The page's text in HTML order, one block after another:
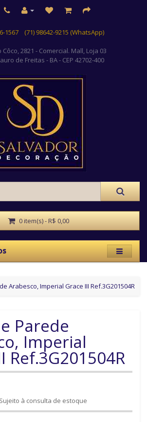
1567 (71) 98642-9215 (WhatsApp)
2821 - Comercial. Mall, Loja 03
de Freitas - BA - CEP 42702-400
0 item(s) - R$ 0,00
Arabesco, Imperial Grace III Ref.3G201504R
Parede
Imperial
Ref.3G201504R
Sujeito à consulta de estoque